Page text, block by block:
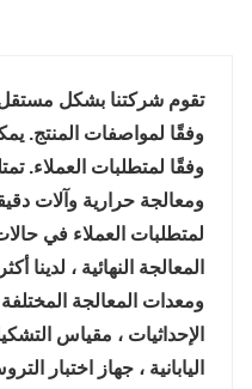
تقوم شركتنا بشكل مستقل
وفقًا لمواصفات المنتج.
وفقًا لمتطلبات العملاء.
ومعالجة حرارية وآلات
لمتطلبات العملاء في
الإحداثيات ، مقياس